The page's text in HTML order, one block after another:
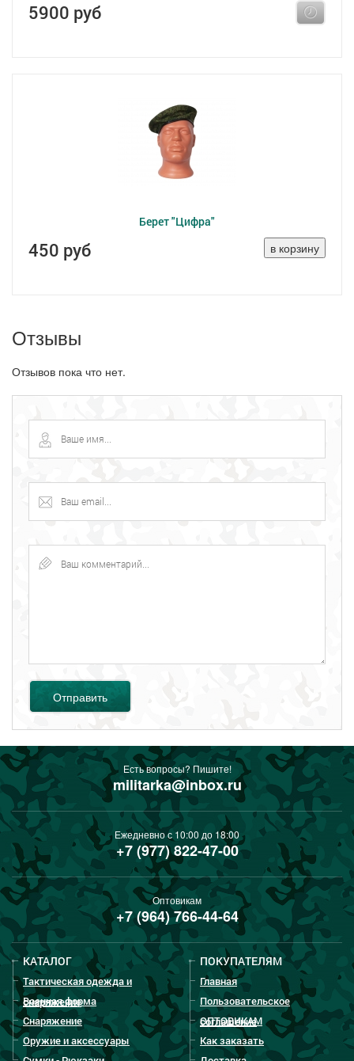
5900 руб
Берет "Цифра"
450 руб
Отзывы
Отзывов пока что нет.
Отправить
Есть вопросы? Пишите!
militarka@inbox.ru
Ежедневно с 10:00 до 18:00
+7 (977) 822-47-00
Оптовикам
+7 (964) 766-44-64
КАТАЛОГ
Тактическая одежда и
снаряжение
Военная форма
Снаряжение
Оружие и аксессуары
ПОКУПАТЕЛЯМ
Главная
Пользовательское
соглашение
ОПТОВИКАМ
Как заказать